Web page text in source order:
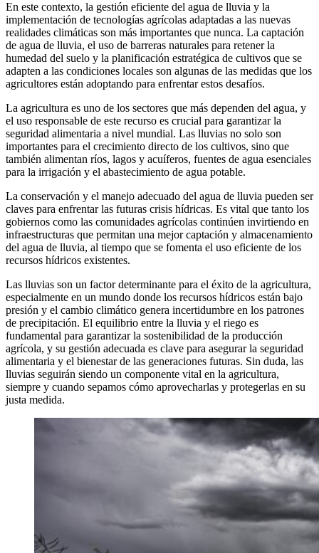
En este contexto, la gestión eficiente del agua de lluvia y la
implementación de tecnologías agrícolas adaptadas a las nuevas
realidades climáticas son más importantes que nunca. La captación
de agua de lluvia, el uso de barreras naturales para retener la
humedad del suelo y la planificación estratégica de cultivos que se
adapten a las condiciones locales son algunas de las medidas que los
agricultores están adoptando para enfrentar estos desafíos.
La agricultura es uno de los sectores que más dependen del agua, y
el uso responsable de este recurso es crucial para garantizar la
seguridad alimentaria a nivel mundial. Las lluvias no solo son
importantes para el crecimiento directo de los cultivos, sino que
también alimentan ríos, lagos y acuíferos, fuentes de agua esenciales
para la irrigación y el abastecimiento de agua potable.
La conservación y el manejo adecuado del agua de lluvia pueden ser
claves para enfrentar las futuras crisis hídricas. Es vital que tanto los
gobiernos como las comunidades agrícolas continúen invirtiendo en
infraestructuras que permitan una mejor captación y almacenamiento
del agua de lluvia, al tiempo que se fomenta el uso eficiente de los
recursos hídricos existentes.
Las lluvias son un factor determinante para el éxito de la agricultura,
especialmente en un mundo donde los recursos hídricos están bajo
presión y el cambio climático genera incertidumbre en los patrones
de precipitación. El equilibrio entre la lluvia y el riego es
fundamental para garantizar la sostenibilidad de la producción
agrícola, y su gestión adecuada es clave para asegurar la seguridad
alimentaria y el bienestar de las generaciones futuras. Sin duda, las
lluvias seguirán siendo un componente vital en la agricultura,
siempre y cuando sepamos cómo aprovecharlas y protegerlas en su
justa medida.